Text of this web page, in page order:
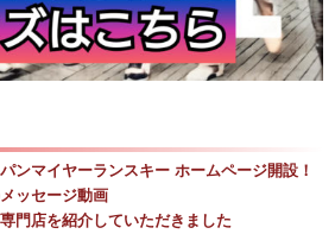
ンマイヤーランスキー ホームページ開設！
ッセージ動画
門店を紹介していただきました